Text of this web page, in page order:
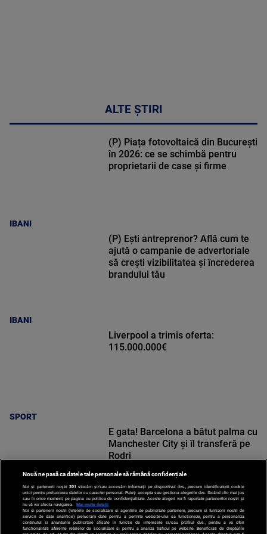
ALTE ȘTIRI
IBANI
(P) Piața fotovoltaică din București
în 2026: ce se schimbă pentru
proprietarii de case și firme
IBANI
(P) Ești antreprenor? Află cum te
ajută o campanie de advertoriale
să crești vizibilitatea și încrederea
brandului tău
SPORT
Liverpool a trimis oferta:
115.000.000€
SPORT
E gata! Barcelona a bătut palma cu
Manchester City și îl transferă pe
Rodri
Nouă ne pasă ca datele tale personale să rămână confidențiale
Noi și partenerii noștri 201 stocăm și/sau accesăm informații pe dispozitivul dvs., precum identificatorii cookie
unici pentru prelucrarea datelor cu caracter personal. Puteți accepta sau gestiona alegerile dvs. făcând clic mai jos
sau în orice moment, pe pagina cu politica de confidențialitate. Aceste alegeri vor fi raportate partenerilor noștri și
nu vă vor afecta navigarea.
Mai multe detalii
Noi si partenerii nostri (retelele de socializare si agentiile de publicitate partenere, precum si furnizorii nostri de
servicii de date analitice) prelucram date pentru a permite website-ului sa functioneze, pentru a personaliza
continutul si anunturile publicitare afisate in functie de interesele si/sau profilul dvs., pentru a va oferi
functionalitati aferente retelelor de socializare si pentru a analiza traficul pe website. Beneficiati de drepturile